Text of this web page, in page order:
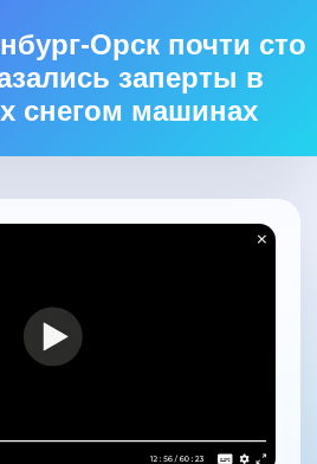
Орск почти сто
заперты в
снегом машинах